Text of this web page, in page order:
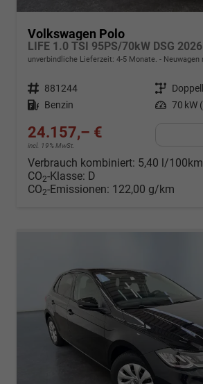
Volkswagen Polo
LIFE 1.0 TSI 95PS/70kW DSG 2026
unverbindliche Lieferzeit: 4-5 Monate.
Fahrzeugnr. 881244 Getriebe
Kraftstoff Benzin Leistung 70 kW
24.157,– €
incl. 19% MwSt.
Verbrauch kombiniert: 5,40 l/100km
CO2-Klasse: D
CO2-Emissionen: 122,00 g/km